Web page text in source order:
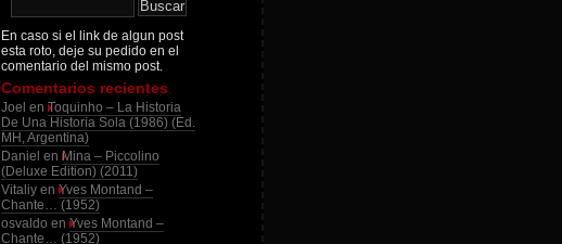
En caso si el link de algun post
esta roto, deje su pedido en el
comentario del mismo post.
Comentarios recientes
Joel en Toquinho – La Historia
De Una Historia Sola (1986) (Ed.
MH, Argentina)
Daniel en Mina – Piccolino
(Deluxe Edition) (2011)
Vitaliy en Yves Montand –
Chante… (1952)
osvaldo en Yves Montand –
Chante… (1952)